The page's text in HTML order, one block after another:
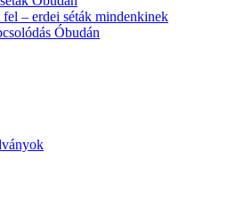
fel – erdei séták mindenkinek
Óbudán